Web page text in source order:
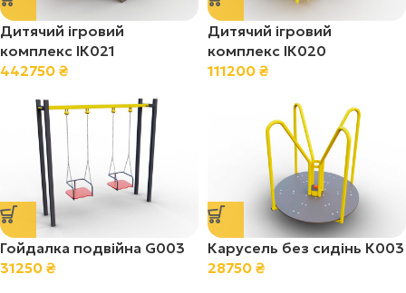
Дитячий ігровий
комплекс ІК021
442750 ₴
Дитячий ігровий
комплекс ІК020
111200 ₴
Гойдалка подвійна G003
31250 ₴
Карусель без сидінь К003
28750 ₴